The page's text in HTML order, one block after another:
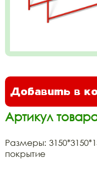
Добавить в
Артикул
Размеры:
покрытие